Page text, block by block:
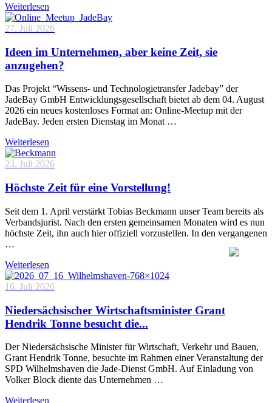
Weiterlesen
27. Juli 2026
Ideen im Unternehmen, aber keine Zeit, sie
anzugehen?
Das Projekt “Wissens- und Technologietransfer Jadebay” der
JadeBay GmbH Entwicklungsgesellschaft bietet ab dem 04. August
2026 ein neues kostenloses Format an: Online-Meetup mit der
JadeBay. Jeden ersten Dienstag im Monat …
Weiterlesen
23. Juli 2026
Höchste Zeit für eine Vorstellung!
Seit dem 1. April verstärkt Tobias Beckmann unser Team bereits als
Verbandsjurist. Nach den ersten gemeinsamen Monaten wird es nun
höchste Zeit, ihn auch hier offiziell vorzustellen. In den vergangenen
…
Weiterlesen
16. Juli 2026
Niedersächsischer Wirtschaftsminister Grant
Hendrik Tonne besucht die...
Der Niedersächsische Minister für Wirtschaft, Verkehr und Bauen,
Grant Hendrik Tonne, besuchte im Rahmen einer Veranstaltung der
SPD Wilhelmshaven die Jade-Dienst GmbH. Auf Einladung von
Volker Block diente das Unternehmen …
Weiterlesen